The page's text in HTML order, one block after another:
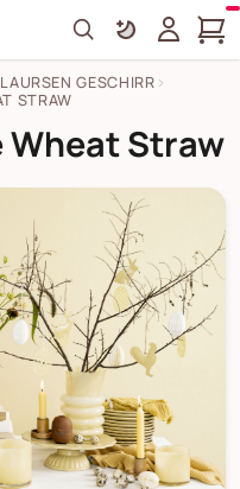
Search
GESCHIRR
STRAW
Wheat Straw